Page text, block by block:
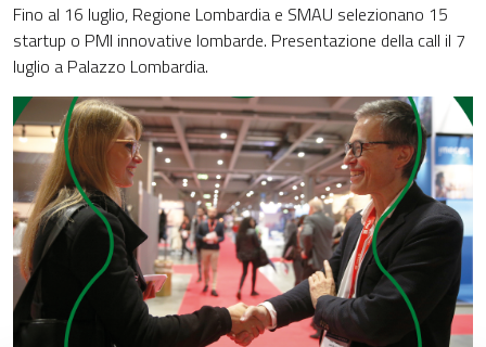
Fino al 16 luglio, Regione Lombardia e SMAU selezionano 15
startup o PMI innovative lombarde. Presentazione della call il 7
luglio a Palazzo Lombardia.